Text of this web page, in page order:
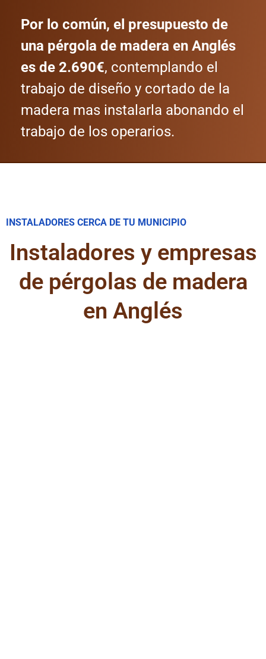
Por lo común, el presupuesto de
una pérgola de madera en Anglés
es de 2.690€, contemplando el
trabajo de diseño y cortado de la
madera mas instalarla abonando el
trabajo de los operarios.
INSTALADORES CERCA DE TU MUNICIPIO
Instaladores y empresas
de pérgolas de madera
en Anglés